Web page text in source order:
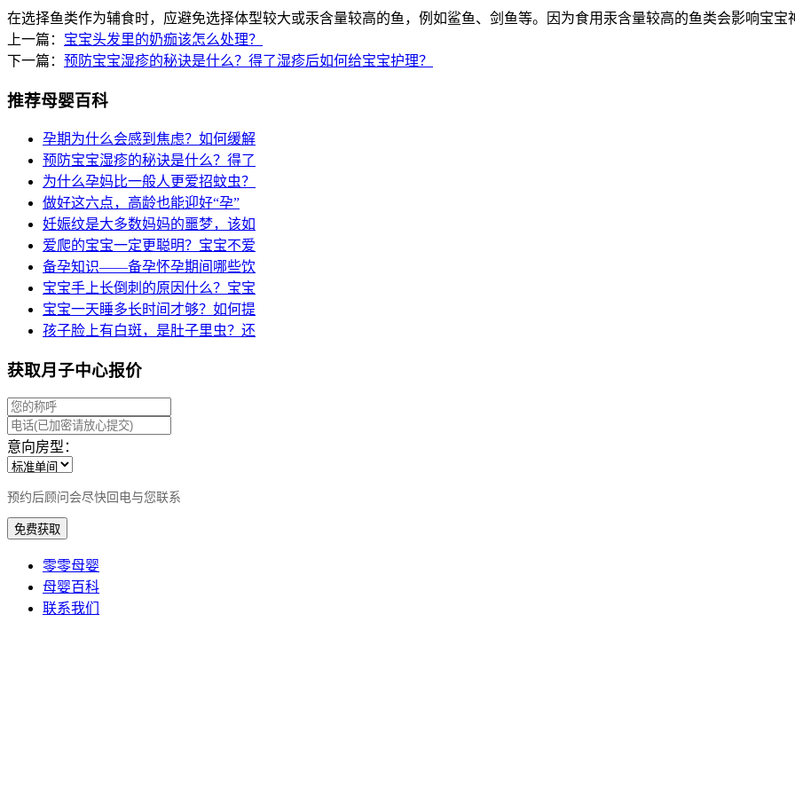
在选择鱼类作为辅食时，应避免选择体型较大或汞含量较高的鱼，例如鲨鱼、剑鱼等。因为食用汞含量较高的鱼类会影响宝宝
上一篇： 宝宝头发里的奶痂该怎么处理？
下一篇： 预防宝宝湿疹的秘诀是什么？得了湿疹后如何给宝宝护理？
推荐母婴百科
孕期为什么会感到焦虑？如何缓解
预防宝宝湿疹的秘诀是什么？得了
为什么孕妈比一般人更爱招蚊虫？
做好这六点，高龄也能迎好“孕”
妊娠纹是大多数妈妈的噩梦，该如
爱爬的宝宝一定更聪明？宝宝不爱
备孕知识——备孕怀孕期间哪些饮
宝宝手上长倒刺的原因什么？宝宝
宝宝一天睡多长时间才够？如何提
孩子脸上有白斑，是肚子里虫？还
获取月子中心报价
意向房型：
预约后顾问会尽快回电与您联系
免费获取
零零母婴
母婴百科
联系我们